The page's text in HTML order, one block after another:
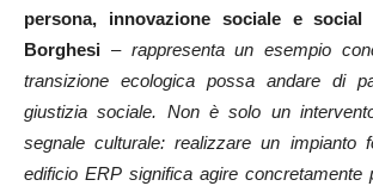
persona, innovazione sociale e
Borghesi – rappresenta un esempio
transizione ecologica possa andare di
giustizia sociale. Non è solo un
segnale culturale: realizzare un impianto
edificio ERP significa agire concretamente